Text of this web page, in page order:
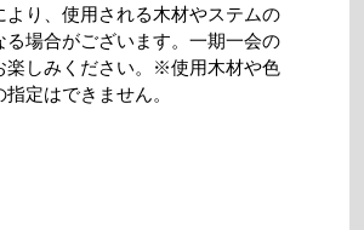
より、使用される木材やステムの
る場合がございます。一期一会の
楽しみください。※使用木材や色
定はできません。